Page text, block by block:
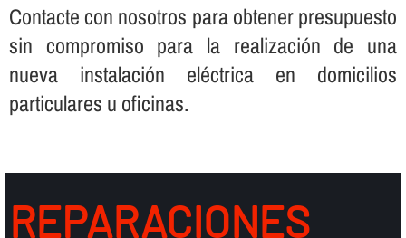
Contacte con nosotros para obtener presupuesto
sin compromiso para la realización de una
nueva instalación eléctrica en domicilios
particulares u oficinas.
REPARACIONES